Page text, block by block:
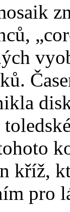
kříž,
pro